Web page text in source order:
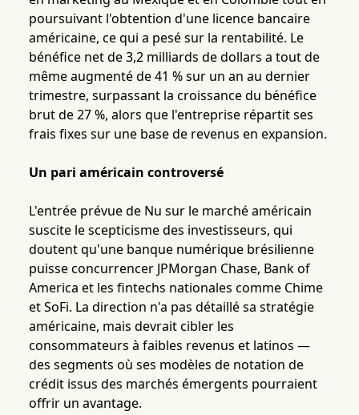
poursuivant l'obtention d'une licence bancaire
américaine, ce qui a pesé sur la rentabilité. Le
bénéfice net de 3,2 milliards de dollars a tout de
même augmenté de 41 % sur un an au dernier
trimestre, surpassant la croissance du bénéfice
brut de 27 %, alors que l'entreprise répartit ses
frais fixes sur une base de revenus en expansion.
Un pari américain controversé
L'entrée prévue de Nu sur le marché américain
suscite le scepticisme des investisseurs, qui
doutent qu'une banque numérique brésilienne
puisse concurrencer JPMorgan Chase, Bank of
America et les fintechs nationales comme Chime
et SoFi. La direction n'a pas détaillé sa stratégie
américaine, mais devrait cibler les
consommateurs à faibles revenus et latinos —
des segments où ses modèles de notation de
crédit issus des marchés émergents pourraient
offrir un avantage.